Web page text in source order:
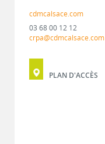
cdmcalsace.com
03 68 00 12 12
crpa@cdmcalsace.com
PLAN D'ACCÈS